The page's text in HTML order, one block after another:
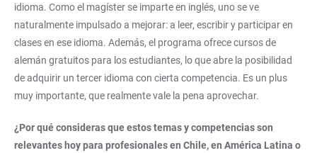
idioma. Como el magíster se imparte en inglés, uno se ve
naturalmente impulsado a mejorar: a leer, escribir y participar en
clases en ese idioma. Además, el programa ofrece cursos de
alemán gratuitos para los estudiantes, lo que abre la posibilidad
de adquirir un tercer idioma con cierta competencia. Es un plus
muy importante, que realmente vale la pena aprovechar.
¿Por qué consideras que estos temas y competencias son
relevantes hoy para profesionales en Chile, en América Latina o